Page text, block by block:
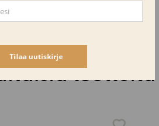
tuotteita